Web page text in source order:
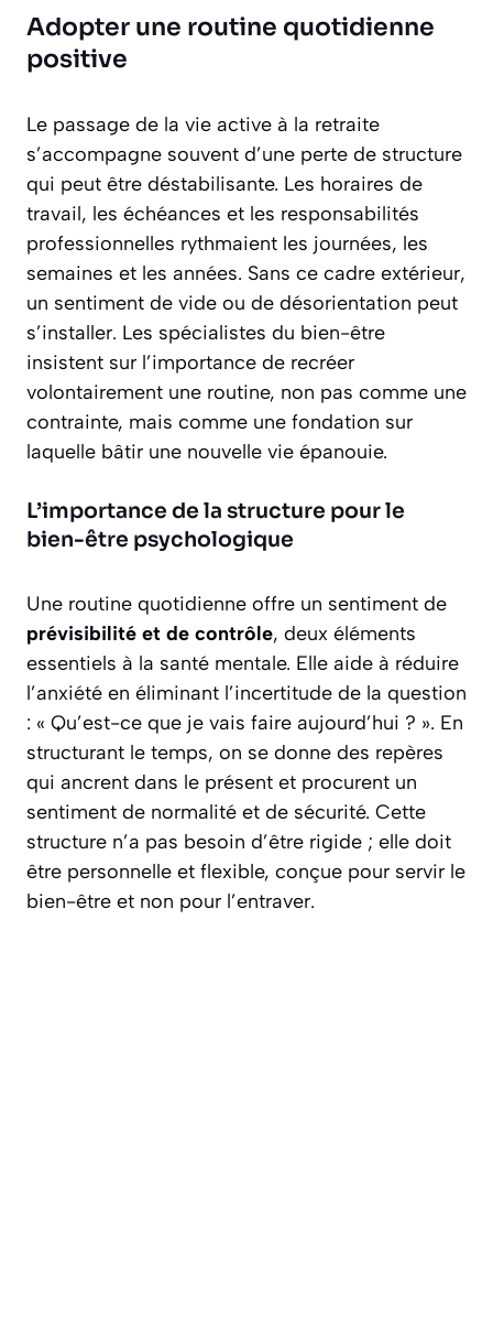
Adopter une routine quotidienne
positive
Le passage de la vie active à la retraite
s’accompagne souvent d’une perte de structure
qui peut être déstabilisante. Les horaires de
travail, les échéances et les responsabilités
professionnelles rythmaient les journées, les
semaines et les années. Sans ce cadre extérieur,
un sentiment de vide ou de désorientation peut
s’installer. Les spécialistes du bien-être
insistent sur l’importance de recréer
volontairement une routine, non pas comme une
contrainte, mais comme une fondation sur
laquelle bâtir une nouvelle vie épanouie.
L’importance de la structure pour le
bien-être psychologique
Une routine quotidienne offre un sentiment de
prévisibilité et de contrôle, deux éléments
essentiels à la santé mentale. Elle aide à réduire
l’anxiété en éliminant l’incertitude de la question
: « Qu’est-ce que je vais faire aujourd’hui ? ». En
structurant le temps, on se donne des repères
qui ancrent dans le présent et procurent un
sentiment de normalité et de sécurité. Cette
structure n’a pas besoin d’être rigide ; elle doit
être personnelle et flexible, conçue pour servir le
bien-être et non pour l’entraver.